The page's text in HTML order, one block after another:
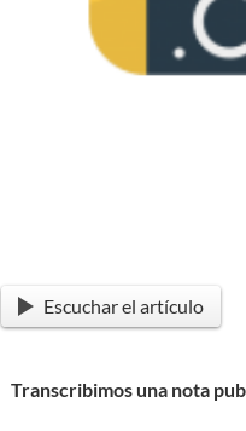
Escuchar el artículo
Transcribimos una nota